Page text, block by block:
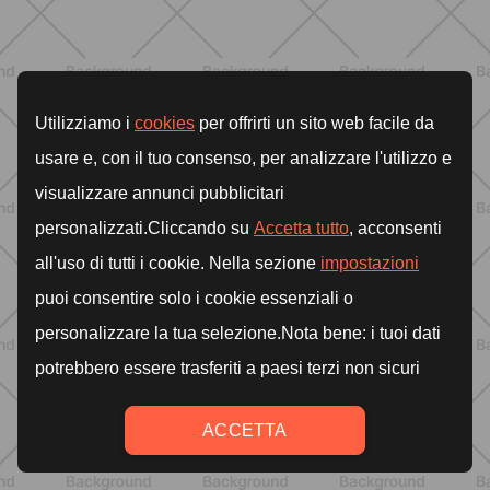
ENTRENAMIENTO
Pilates Reformer: qué es, beneficios y
cómo empezar
DESCUBRE MÁS